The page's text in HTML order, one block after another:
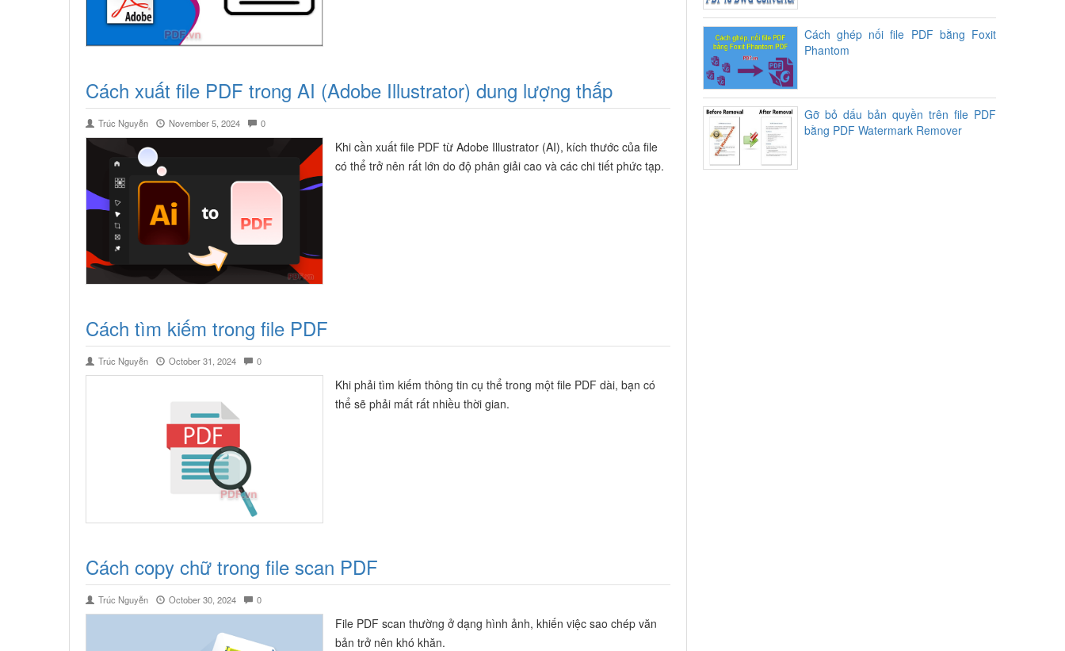
Cách xuất file PDF trong AI (Adobe Illustrator) dung lượng thấp
Trúc Nguyễn November 5, 2024 0
Khi cần xuất file PDF từ Adobe Illustrator (AI), kích thước của file
có thể trở nên rất lớn do độ phân giải cao và các chi tiết phức tạp.
Cách tìm kiếm trong file PDF
Trúc Nguyễn October 31, 2024 0
Khi phải tìm kiếm thông tin cụ thể trong một file PDF dài, bạn có
thể sẽ phải mất rất nhiều thời gian.
Cách copy chữ trong file scan PDF
Trúc Nguyễn October 30, 2024 0
File PDF scan thường ở dạng hình ảnh, khiến việc sao chép văn
bản trở nên khó khăn.
Cách ghép nối file PDF bằng Foxit
Phantom
Gỡ bỏ dấu bản quyền trên file PDF
bằng PDF Watermark Remover